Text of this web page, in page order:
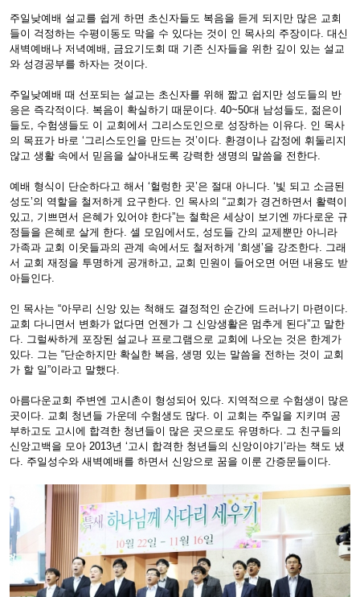
주일낮예배 설교를 쉽게 하면 초신자들도 복음을 듣게 되지만 많은 교회
들이 걱정하는 수평이동도 막을 수 있다는 것이 인 목사의 주장이다. 대신
새벽예배나 저녁예배, 금요기도회 때 기존 신자들을 위한 깊이 있는 설교
와 성경공부를 하자는 것이다.
주일낮예배 때 선포되는 설교는 초신자를 위해 짧고 쉽지만 성도들의 반
응은 즉각적이다. 복음이 확실하기 때문이다. 40~50대 남성들도, 젊은이
들도, 수험생들도 이 교회에서 그리스도인으로 성장하는 이유다. 인 목사
의 목표가 바로 ‘그리스도인을 만드는 것’이다. 환경이나 감정에 휘둘리지
않고 생활 속에서 믿음을 살아내도록 강력한 생명의 말씀을 전한다.
예배 형식이 단순하다고 해서 ‘헐렁한 곳’은 절대 아니다. ‘빛 되고 소금된
성도’의 역할을 철저하게 요구한다. 인 목사의 “교회가 경건하면서 활력이
있고, 기쁘면서 은혜가 있어야 한다”는 철학은 세상이 보기엔 까다로운 규
정들을 은혜로 살게 한다. 셀 모임에서도, 성도들 간의 교제뿐만 아니라
가족과 교회 이웃들과의 관계 속에서도 철저하게 ‘희생’을 강조한다. 그래
서 교회 재정을 투명하게 공개하고, 교회 민원이 들어오면 어떤 내용도 받
아들인다.
인 목사는 “아무리 신앙 있는 척해도 결정적인 순간에 드러나기 마련이다.
교회 다니면서 변화가 없다면 언젠가 그 신앙생활은 멈추게 된다”고 말한
다. 그럴싸하게 포장된 설교나 프로그램으로 교회에 나오는 것은 한계가
있다. 그는 “단순하지만 확실한 복음, 생명 있는 말씀을 전하는 것이 교회
가 할 일”이라고 말했다.
아름다운교회 주변엔 고시촌이 형성되어 있다. 지역적으로 수험생이 많은
곳이다. 교회 청년들 가운데 수험생도 많다. 이 교회는 주일을 지키며 공
부하고도 고시에 합격한 청년들이 많은 곳으로도 유명하다. 그 친구들의
신앙고백을 모아 2013년 ‘고시 합격한 청년들의 신앙이야기’라는 책도 냈
다. 주일성수와 새벽예배를 하면서 신앙으로 꿈을 이룬 간증문들이다.